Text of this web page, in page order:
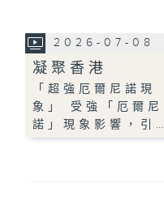
2026-07-08
凝聚香港
「超強厄爾尼諾現
象」 受強「厄爾尼
諾」現象影響，引…